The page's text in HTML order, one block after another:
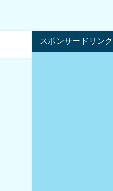
スポンサードリンク